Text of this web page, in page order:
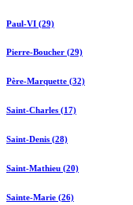
Paul-VI (29)
Pierre-Boucher (29)
Père-Marquette (32)
Saint-Charles (17)
Saint-Denis (28)
Saint-Mathieu (20)
Sainte-Marie (26)